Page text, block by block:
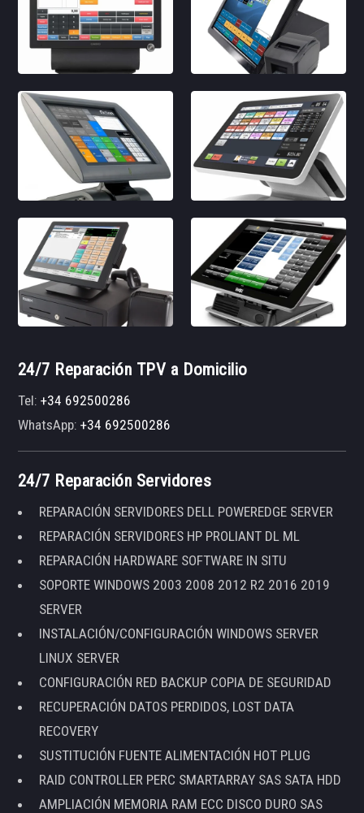
24/7 Reparación TPV a Domicilio
Tel:+34 692500286
WhatsApp:+34 692500286
24/7 Reparación Servidores
REPARACIÓN SERVIDORES DELL POWEREDGE SERVER
REPARACIÓN SERVIDORES HP PROLIANT DL ML
REPARACIÓN HARDWARE SOFTWARE IN SITU
SOPORTE WINDOWS 2003 2008 2012 R2 2016 2019
SERVER
INSTALACIÓN/CONFIGURACIÓN WINDOWS SERVER
LINUX SERVER
CONFIGURACIÓN RED BACKUP COPIA DE SEGURIDAD
RECUPERACIÓN DATOS PERDIDOS, LOST DATA
RECOVERY
SUSTITUCIÓN FUENTE ALIMENTACIÓN HOT PLUG
RAID CONTROLLER PERC SMARTARRAY SAS SATA HDD
AMPLIACIÓN MEMORIA RAM ECC DISCO DURO SAS